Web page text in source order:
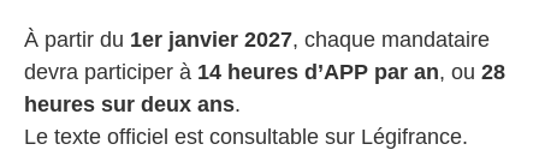
À partir du 1er janvier 2027, chaque mandataire
devra participer à 14 heures d’APP par an, ou 28
heures sur deux ans.
Le texte officiel est consultable sur Légifrance.